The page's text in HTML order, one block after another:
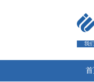
我